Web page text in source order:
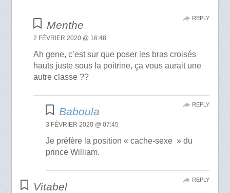
Menthe
2 FÉVRIER 2020 @ 16:48
Ah gene, c’est sur que poser les bras croisés
hauts juste sous la poitrine, ça vous aurait une
autre classe ??
REPLY
Baboula
3 FÉVRIER 2020 @ 07:45
Je préfère la position « cache-sexe » du
prince William.
REPLY
Vitabel
REPLY